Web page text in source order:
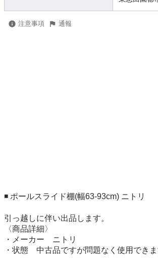
注意事項 通報
◾️ ポールスライド棚(幅63-93cm) ニトリ
引っ越しに伴い出品します。
〈商品詳細〉
・メーカー　ニトリ
・状態　中古品ですが問題なく使用できま